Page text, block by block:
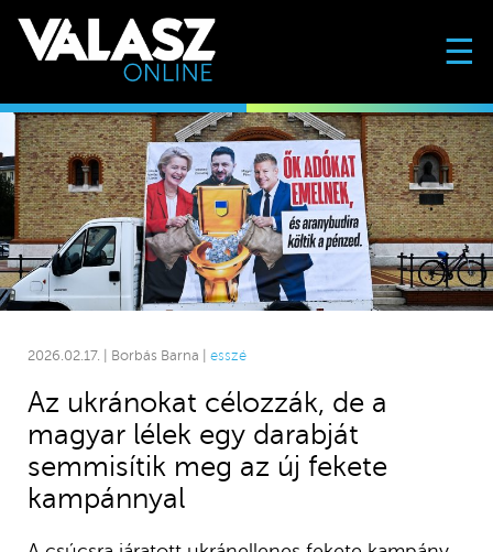
☰
2026.02.17. | Borbás Barna | esszé
Az ukránokat célozzák, de a
magyar lélek egy darabját
semmisítik meg az új fekete
kampánnyal